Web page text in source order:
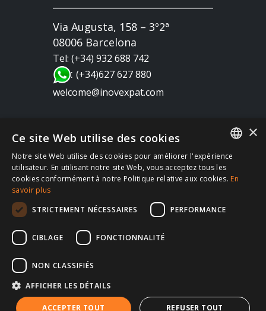
Via Augusta, 158 – 3º2ª
08006 Barcelona
Tel: (+34) 932 688 742
:(+34)627 627 880
welcome@inovexpat.com
Copyright 2022 INOV es una correduría de seguros
dedicada a los expatriados viviendo en España y
Portugal. Disfruta de los mejores seguros de salud,
coche, hogar, vida, RC, viajes, empresa… en España
y en Portugal. Te atendemos siempre en tu idioma |
Política de privacidad
FRENCH
SPANISH
×
Ce site Web utilise des cookies
Notre site Web utilise des cookies pour améliorer l'expérience
utilisateur. En utilisant notre site Web, vous acceptez tous les
cookies conformément à notre Politique relative aux cookies. En
savoir plus
STRICTEMENT NÉCESSAIRES
PERFORMANCE
CIBLAGE FONCTIONNALITÉ
NON CLASSIFIÉS
AFFICHER LES DÉTAILS
ACCEPTER TOUT REFUSER TOUT